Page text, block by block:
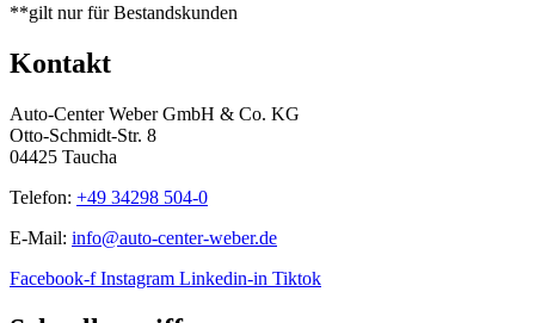
**gilt nur für Bestandskunden
Kontakt
Auto-Center Weber GmbH & Co. KG
Otto-Schmidt-Str. 8
04425 Taucha
Telefon: +49 34298 504-0
E-Mail: info@auto-center-weber.de
Facebook-f Instagram Linkedin-in Tiktok